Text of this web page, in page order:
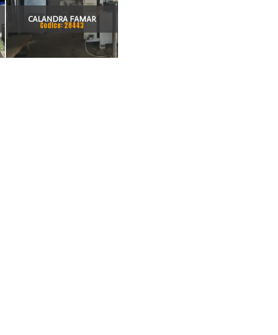
CALANDRA FAMAR
VISUALIZZATA
Codice: 28443